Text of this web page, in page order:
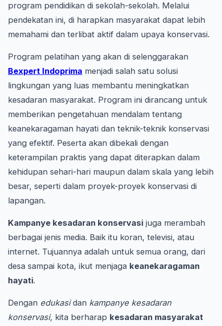
program pendidikan di sekolah-sekolah. Melalui
pendekatan ini, di harapkan masyarakat dapat lebih
memahami dan terlibat aktif dalam upaya konservasi.
Program pelatihan yang akan di selenggarakan
Bexpert Indoprima menjadi salah satu solusi
lingkungan yang luas membantu meningkatkan
kesadaran masyarakat. Program ini dirancang untuk
memberikan pengetahuan mendalam tentang
keanekaragaman hayati dan teknik-teknik konservasi
yang efektif. Peserta akan dibekali dengan
keterampilan praktis yang dapat diterapkan dalam
kehidupan sehari-hari maupun dalam skala yang lebih
besar, seperti dalam proyek-proyek konservasi di
lapangan.
Kampanye kesadaran konservasi juga merambah
berbagai jenis media. Baik itu koran, televisi, atau
internet. Tujuannya adalah untuk semua orang, dari
desa sampai kota, ikut menjaga keanekaragaman
hayati.
Dengan edukasidan kampanye kesadaran
konservasi, kita berharap kesadaran masyarakat